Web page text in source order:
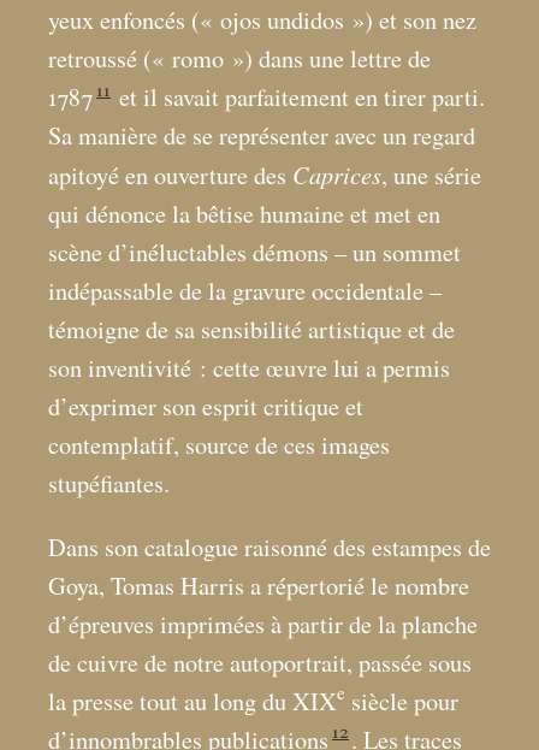
yeux enfoncés (« ojos undidos ») et son nez
retroussé (« romo ») dans une lettre de
1787 11 et il savait parfaitement en tirer parti.
Sa manière de se représenter avec un regard
apitoyé en ouverture des Caprices, une série
qui dénonce la bêtise humaine et met en
scène d’inéluctables démons – un sommet
indépassable de la gravure occidentale –
témoigne de sa sensibilité artistique et de
son inventivité : cette œuvre lui a permis
d’exprimer son esprit critique et
contemplatif, source de ces images
stupéfiantes.
Dans son catalogue raisonné des estampes de
Goya, Tomas Harris a répertorié le nombre
d’épreuves imprimées à partir de la planche
de cuivre de notre autoportrait, passée sous
la presse tout au long du XIXe siècle pour
d’innombrables publications 12 . Les traces